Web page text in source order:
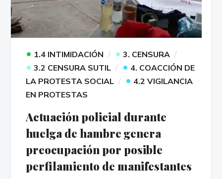
• 1.4 INTIMIDACIÓN • 3. CENSURA
• 3.2 CENSURA SUTIL • 4. COACCIÓN DE
LA PROTESTA SOCIAL
• 4.2 VIGILANCIA
EN PROTESTAS
Actuación policial durante
huelga de hambre genera
preocupación por posible
perfilamiento de manifestantes